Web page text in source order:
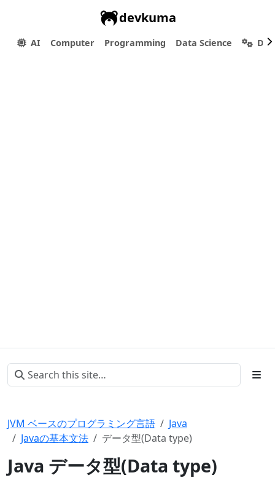
devkuma
AI Computer Programming Data Science
JVM ベースのプログラミング言語
Java
Javaの基本文法
データ型(Data type)
Java データ型(Data type)